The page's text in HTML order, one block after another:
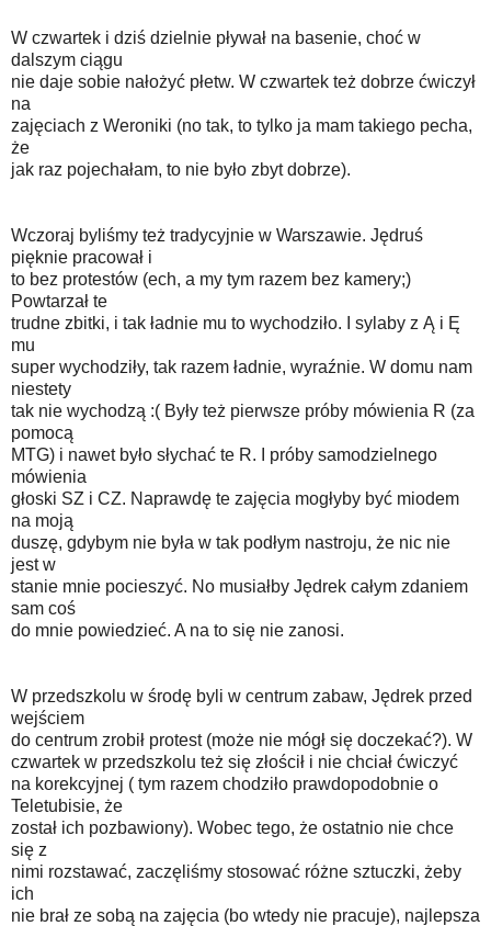
W czwartek i dziś dzielnie pływał na basenie, choć w
dalszym ciągu
nie daje sobie nałożyć płetw. W czwartek też dobrze ćwiczył
na
zajęciach z Weroniki (no tak, to tylko ja mam takiego pecha,
że
jak raz pojechałam, to nie było zbyt dobrze).
Wczoraj byliśmy też tradycyjnie w Warszawie. Jędruś
pięknie pracował i
to bez protestów (ech, a my tym razem bez kamery;)
Powtarzał te
trudne zbitki, i tak ładnie mu to wychodziło. I sylaby z Ą i Ę
mu
super wychodziły, tak razem ładnie, wyraźnie. W domu nam
niestety
tak nie wychodzą :( Były też pierwsze próby mówienia R (za
pomocą
MTG) i nawet było słychać te R. I próby samodzielnego
mówienia
głoski SZ i CZ. Naprawdę te zajęcia mogłyby być miodem
na moją
duszę, gdybym nie była w tak podłym nastroju, że nic nie
jest w
stanie mnie pocieszyć. No musiałby Jędrek całym zdaniem
sam coś
do mnie powiedzieć. A na to się nie zanosi.
W przedszkolu w środę byli w centrum zabaw, Jędrek przed
wejściem
do centrum zrobił protest (może nie mógł się doczekać?). W
czwartek w przedszkolu też się złościł i nie chciał ćwiczyć
na korekcyjnej ( tym razem chodziło prawdopodobnie o
Teletubisie, że
został ich pozbawiony). Wobec tego, że ostatnio nie chce
się z
nimi rozstawać, zaczęliśmy stosować różne sztuczki, żeby
ich
nie brał ze sobą na zajęcia (bo wtedy nie pracuje), najlepsza